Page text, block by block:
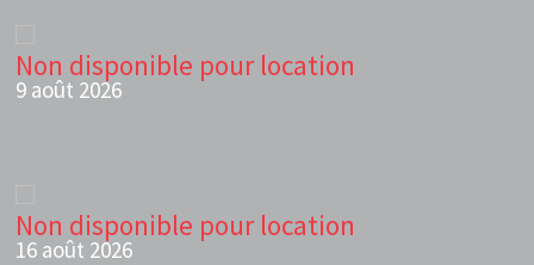
Non disponible pour location
9 août 2026
Non disponible pour location
16 août 2026